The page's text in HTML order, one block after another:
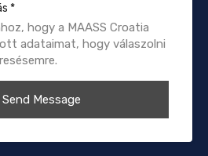
*
hogy a MAASS Croatia
adataimat, hogy válaszolni
Send Message